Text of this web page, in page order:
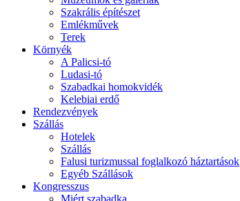
Szakrális építészet
Emlékművek
Terek
Környék
A Palicsi-tó
Ludasi-tó
Szabadkai homokvidék
Kelebiai erdő
Rendezvények
Szállás
Hotelek
Szállás
Falusi turizmussal foglalkozó háztartások
Egyéb Szállások
Kongresszus